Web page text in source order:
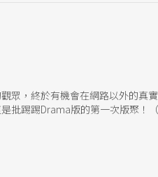
眾，終於有機會在網路以外的真
批踢踢Drama版的第一次版聚！
所以啦，見面三分情，版聚一辦
咖。雖然各自有工作與課業要忙，